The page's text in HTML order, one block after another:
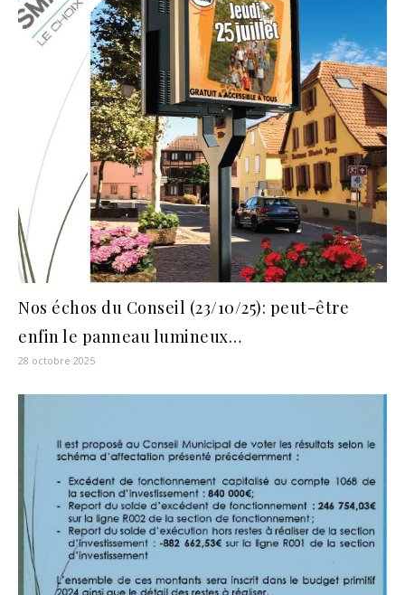
Nos échos du Conseil (23/10/25): peut-être
enfin le panneau lumineux…
28 octobre 2025